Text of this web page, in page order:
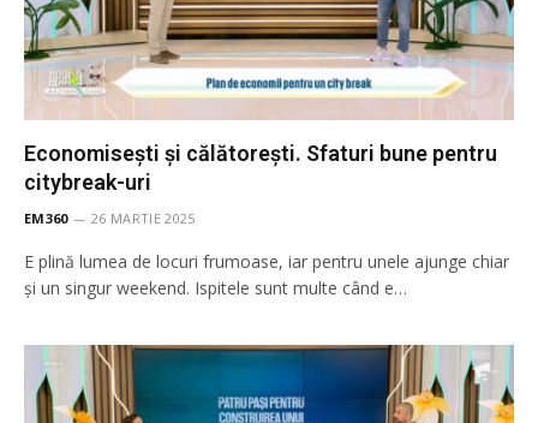
Economisești și călătorești. Sfaturi bune pentru
citybreak-uri
EM360 26 MARTIE 2025
E plină lumea de locuri frumoase, iar pentru unele ajunge chiar
și un singur weekend. Ispitele sunt multe când e…